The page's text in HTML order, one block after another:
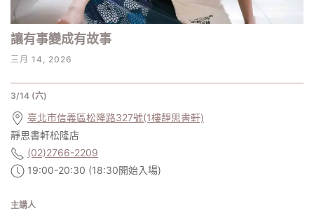
讓有事變成有故事
三月 14, 2026
3/14 (六)
臺北市信義區松隆路327號(1樓靜思書軒)
靜思書軒松隆店
(02)2766-2209
19:00-20:30 (18:30開始入場)
主講人